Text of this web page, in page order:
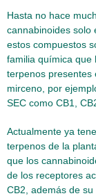
Hasta no hace
cannabinoides solo
estos compuestos
familia química que
terpenos presentes
mirceno, por
SEC como CB1,
Actualmente ya
terpenos de la
que los
de los receptores
CB2, además de